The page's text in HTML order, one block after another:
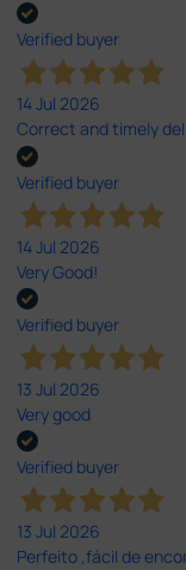
Verified buyer
14 Jul 2026
Correct and timely
Verified buyer
14 Jul 2026
Very Good!
Verified buyer
13 Jul 2026
Very good
Verified buyer
13 Jul 2026
Perfeito ,fácil de